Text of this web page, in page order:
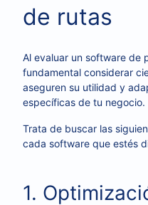
de rutas
Al evaluar un software de
fundamental considerar
aseguren su utilidad y
específicas de tu negocio.
Trata de buscar las
cada software que estés
1.